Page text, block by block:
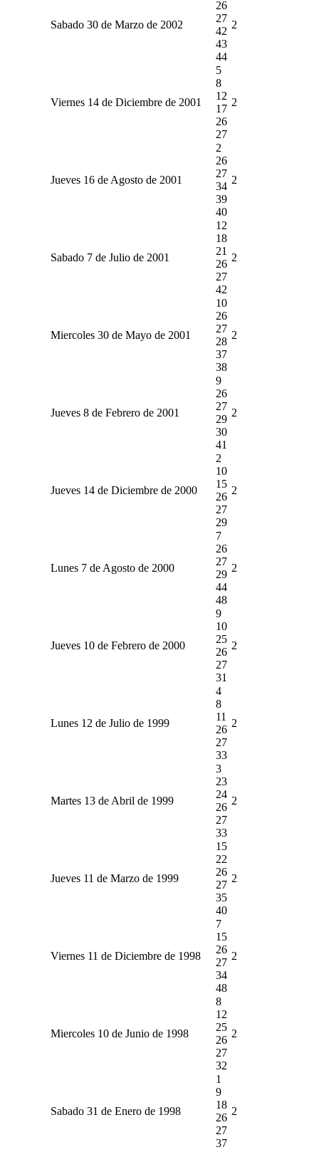
Sabado 30 de Marzo de 2002
26
27
42
43
44
2
Viernes 14 de Diciembre de 2001
5
8
12
17
26
27
2
Jueves 16 de Agosto de 2001
2
26
27
34
39
40
2
Sabado 7 de Julio de 2001
12
18
21
26
27
42
2
Miercoles 30 de Mayo de 2001
10
26
27
28
37
38
2
Jueves 8 de Febrero de 2001
9
26
27
29
30
41
2
Jueves 14 de Diciembre de 2000
2
10
15
26
27
29
2
Lunes 7 de Agosto de 2000
7
26
27
29
44
48
2
Jueves 10 de Febrero de 2000
9
10
25
26
27
31
2
Lunes 12 de Julio de 1999
4
8
11
26
27
33
2
Martes 13 de Abril de 1999
3
23
24
26
27
33
2
Jueves 11 de Marzo de 1999
15
22
26
27
35
40
2
Viernes 11 de Diciembre de 1998
7
15
26
27
34
48
2
Miercoles 10 de Junio de 1998
8
12
25
26
27
32
2
Sabado 31 de Enero de 1998
1
9
18
26
27
37
2